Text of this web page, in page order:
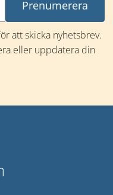
att skicka nyhetsbrev.
eller uppdatera din